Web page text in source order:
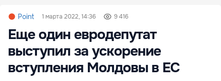
Point 1 марта 2022, 14:36 9 416
Еще один евродепутат
выступил за ускорение
вступления Молдовы в ЕС